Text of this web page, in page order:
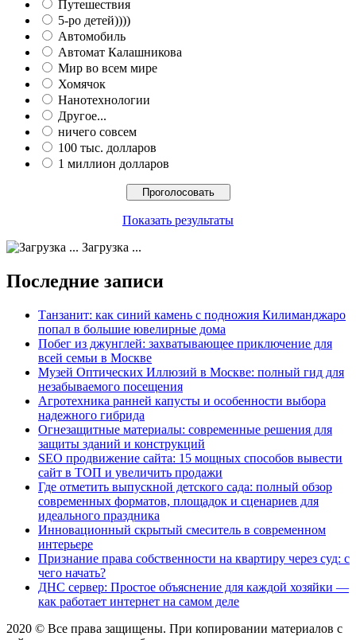
Путешествия
5-ро детей))))
Автомобиль
Автомат Калашникова
Мир во всем мире
Хомячок
Нанотехнологии
Другое...
ничего совсем
100 тыс. долларов
1 миллион долларов
Показать результаты
Загрузка ...
Последние записи
Танзанит: как синий камень с подножия Килиманджаро
попал в большие ювелирные дома
Побег из джунглей: захватывающее приключение для
всей семьи в Москве
Музей Оптических Иллюзий в Москве: полный гид для
незабываемого посещения
Агротехника ранней капусты и особенности выбора
надежного гибрида
Огнезащитные материалы: современные решения для
защиты зданий и конструкций
SEO продвижение сайта: 15 мощных способов вывести
сайт в ТОП и увеличить продажи
Где отметить выпускной детского сада: полный обзор
современных форматов, площадок и сценариев для
идеального праздника
Инновационный скрытый смеситель в современном
интерьере
Признание права собственности на квартиру через суд: с
чего начать?
ДНС сервер: Простое объяснение для каждой хозяйки —
как работает интернет на самом деле
2020 © Все права защищены. При копировании материалов с